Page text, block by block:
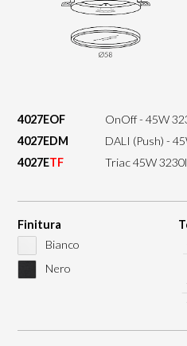
4027EOF OnOff - 45W
4027EDM DALI (Push) -
4027ETF Triac 45W
Finitura
Bianco
Nero